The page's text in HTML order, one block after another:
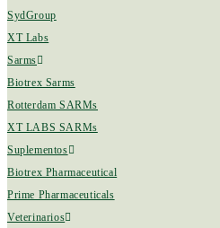
SydGroup
XT Labs
Sarms
Biotrex Sarms
Rotterdam SARMs
XT LABS SARMs
Suplementos
Biotrex Pharmaceutical
Prime Pharmaceuticals
Veterinarios